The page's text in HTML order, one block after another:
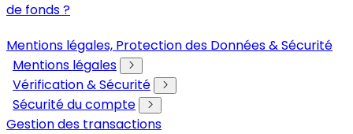
de fonds ?
Mentions légales, Protection des Données & Sécurité
Mentions légales
Vérification & Sécurité
Sécurité du compte
Gestion des transactions